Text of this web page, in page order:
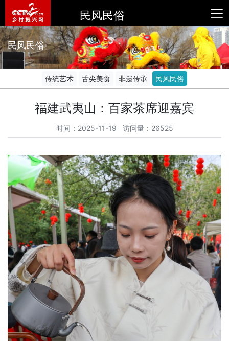
民风民俗
民风民俗
传统艺术 舌尖美食 非遗传承 民风民俗
福建武夷山：百家茶席迎嘉宾
时间：2025-11-19 访问量：26525